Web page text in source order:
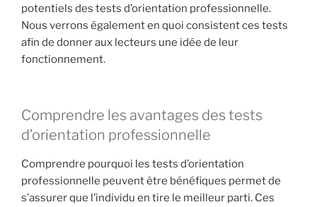
potentiels des tests d’orientation professionnelle.
Nous verrons également en quoi consistent ces tests
afin de donner aux lecteurs une idée de leur
fonctionnement.
Comprendre les avantages des tests
d’orientation professionnelle
Comprendre pourquoi les tests d’orientation
professionnelle peuvent être bénéfiques permet de
s’assurer que l’individu en tire le meilleur parti. Ces